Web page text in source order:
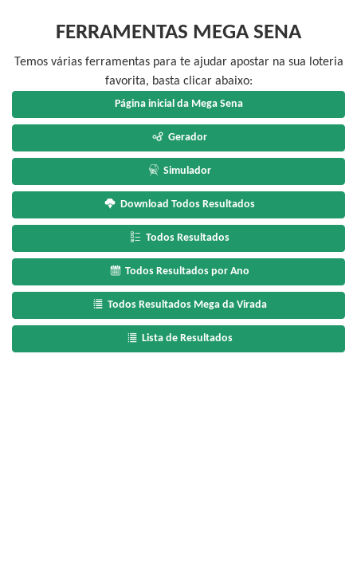
FERRAMENTAS MEGA SENA
Temos várias ferramentas para te ajudar apostar na sua loteria
favorita, basta clicar abaixo:
Página inicial da Mega Sena
Gerador
Simulador
Download Todos Resultados
Todos Resultados
Todos Resultados por Ano
Todos Resultados Mega da Virada
Lista de Resultados